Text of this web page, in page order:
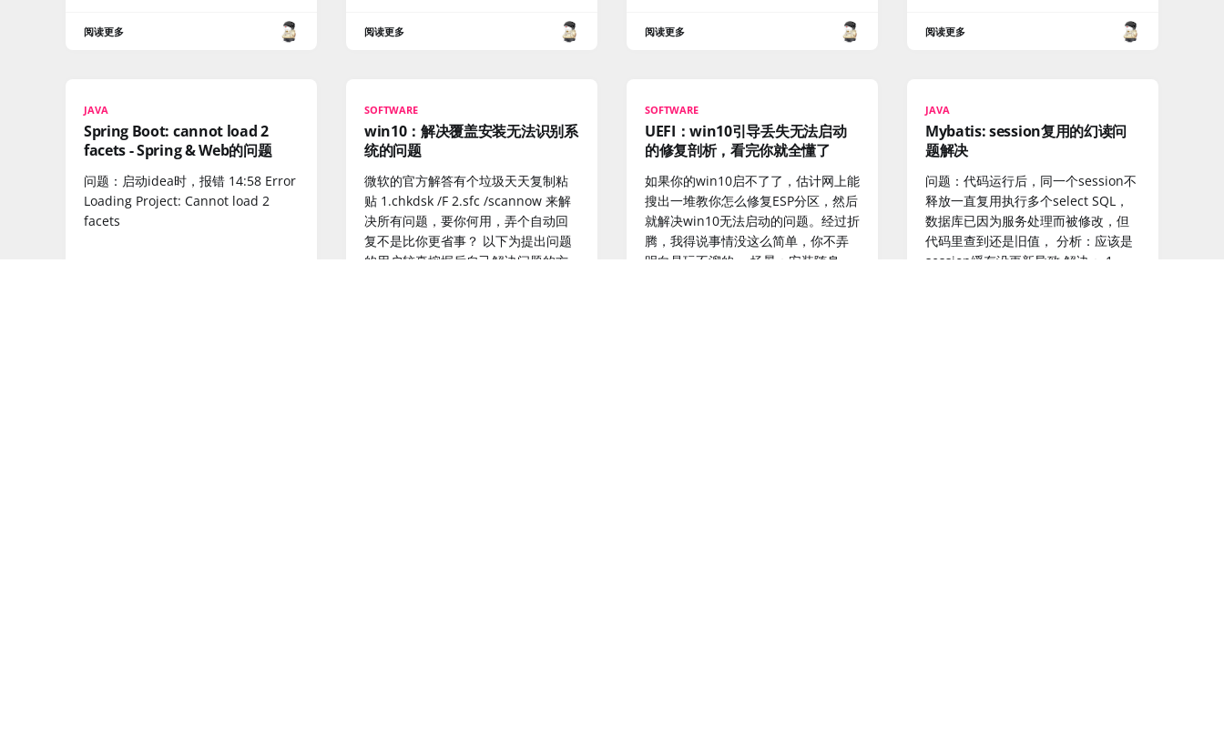
阅读更多 阅读更多 阅读更多 阅读更多
JAVA
Spring Boot: cannot load 2
facets - Spring & Web的问题
问题：启动idea时，报错 14:58 Error
Loading Project: Cannot load 2
facets
SOFTWARE
win10：解决覆盖安装无法识别系
统的问题
微软的官方解答有个垃圾天天复制粘
贴 1.chkdsk /F 2.sfc /scannow 来解
决所有问题，要你何用，弄个自动回
复不是比你更省事？ 以下为提出问题
的用户较真挖掘后自己解决问题的方
SOFTWARE
UEFI：win10引导丢失无法启动
的修复剖析，看完你就全懂了
如果你的win10启不了了，估计网上能
搜出一堆教你怎么修复ESP分区，然后
就解决win10无法启动的问题。经过折
腾，我得说事情没这么简单，你不弄
明白是玩不溜的。 场景：安装随身
JAVA
Mybatis: session复用的幻读问
题解决
问题：代码运行后，同一个session不
释放一直复用执行多个select SQL，
数据库已因为服务处理而被修改，但
代码里查到还是旧值， 分析：应该是
session缓存没更新导致 解决： 1.